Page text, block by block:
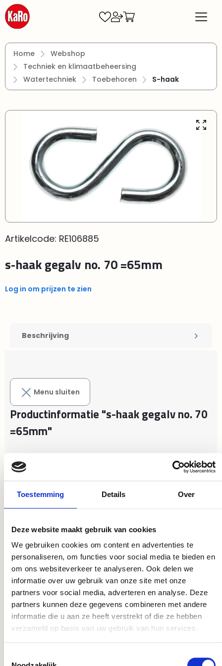
Toestemming Details Over
Deze website maakt gebruik van cookies
We gebruiken cookies om content en advertenties te
personaliseren, om functies voor social media te bieden en
om ons websiteverkeer te analyseren. Ook delen we
informatie over uw gebruik van onze site met onze
partners voor social media, adverteren en analyse. Deze
partners kunnen deze gegevens combineren met andere
informatie die u aan ze heeft verstrekt of die ze hebben
verzameld op basis van uw gebruik van hun services.
Ga naar de hoofdinhoud
Home
Webshop
Techniek en klimaatbeheersing
Watertechniek
Toebehoren S-haak
Afbeeldingengalerij overslaan
Artikelcode: RE106885
s-haak gegalv no. 70 =65mm
Log in om prijzen te zien
Beschrijving
Menu sluiten
Productinformatie "s-haak gegalv no. 70
=65mm"
categorieën:
S-haak